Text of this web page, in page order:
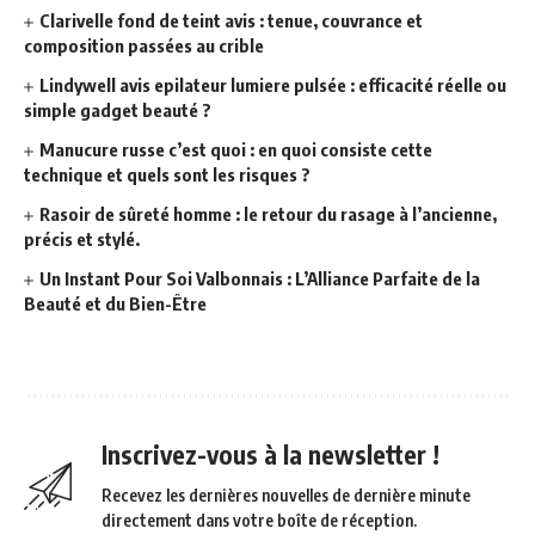
Clarivelle fond de teint avis : tenue, couvrance et
composition passées au crible
Lindywell avis epilateur lumiere pulsée : efficacité réelle ou
simple gadget beauté ?
Manucure russe c’est quoi : en quoi consiste cette
technique et quels sont les risques ?
Rasoir de sûreté homme : le retour du rasage à l’ancienne,
précis et stylé.
Un Instant Pour Soi Valbonnais : L’Alliance Parfaite de la
Beauté et du Bien-Être
Inscrivez-vous à la newsletter !
Recevez les dernières nouvelles de dernière minute
directement dans votre boîte de réception.